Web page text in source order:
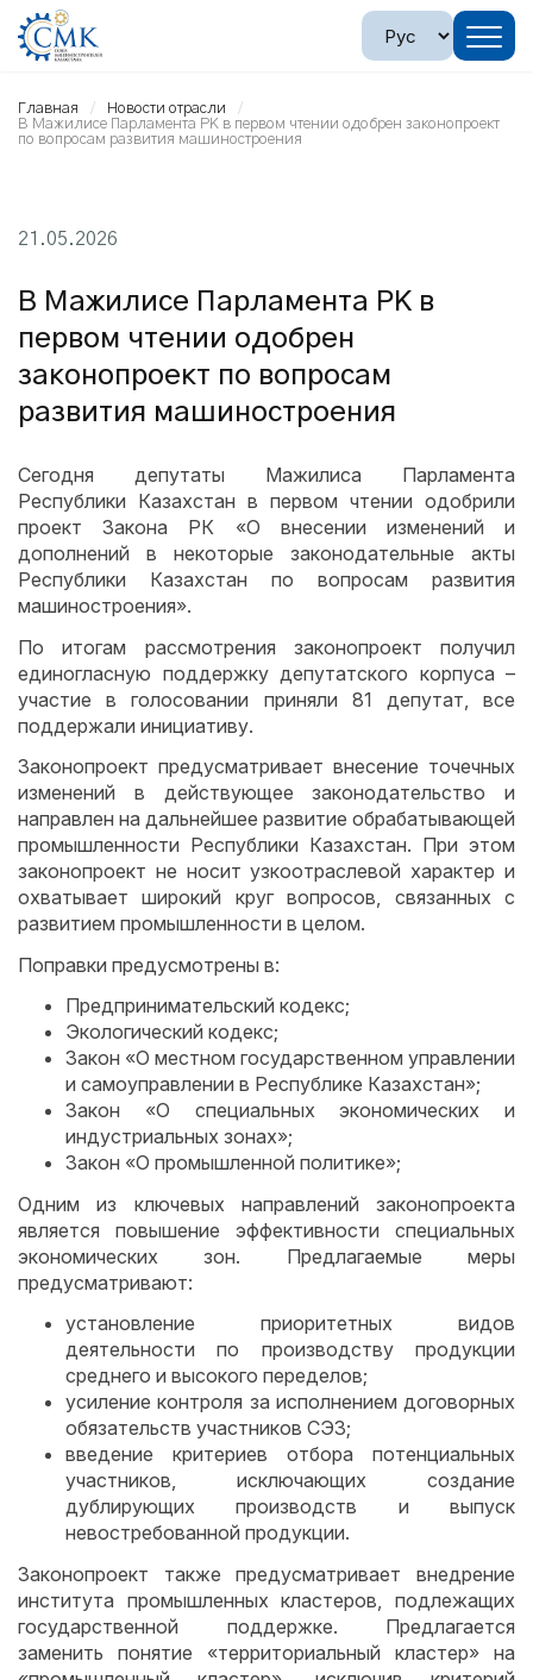
Главная
Новости отрасли
В Мажилисе Парламента РК в первом чтении одобрен законопроект
по вопросам развития машиностроения
21.05.2026
В Мажилисе Парламента РК в
первом чтении одобрен
законопроект по вопросам
развития машиностроения
Сегодня депутаты Мажилиса Парламента
Республики Казахстан в первом чтении одобрили
проект Закона РК «О внесении изменений и
дополнений в некоторые законодательные акты
Республики Казахстан по вопросам развития
машиностроения».
По итогам рассмотрения законопроект получил
единогласную поддержку депутатского корпуса –
участие в голосовании приняли 81 депутат, все
поддержали инициативу.
Законопроект предусматривает внесение точечных
изменений в действующее законодательство и
направлен на дальнейшее развитие обрабатывающей
промышленности Республики Казахстан. При этом
законопроект не носит узкоотраслевой характер и
охватывает широкий круг вопросов, связанных с
развитием промышленности в целом.
Поправки предусмотрены в:
Предпринимательский кодекс;
Экологический кодекс;
Закон «О местном государственном управлении
и самоуправлении в Республике Казахстан»;
Закон «О специальных экономических и
индустриальных зонах»;
Закон «О промышленной политике»;
Одним из ключевых направлений законопроекта
является повышение эффективности специальных
экономических зон. Предлагаемые меры
предусматривают:
установление приоритетных видов
деятельности по производству продукции
среднего и высокого переделов;
усиление контроля за исполнением договорных
обязательств участников СЭЗ;
введение критериев отбора потенциальных
участников, исключающих создание
дублирующих производств и выпуск
невостребованной продукции.
Законопроект также предусматривает внедрение
института промышленных кластеров, подлежащих
государственной поддержке. Предлагается
заменить понятие «территориальный кластер» на